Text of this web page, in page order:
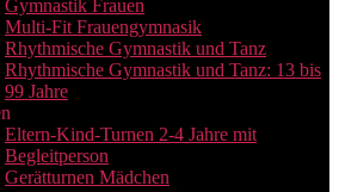
Gymnastik Frauen
Multi-Fit Frauengymnasik
Rhythmische Gymnastik und Tanz
Rhythmische Gymnastik und Tanz: 13 bis
99 Jahre
Eltern-Kind-Turnen 2-4 Jahre mit
Begleitperson
Gerätturnen Mädchen